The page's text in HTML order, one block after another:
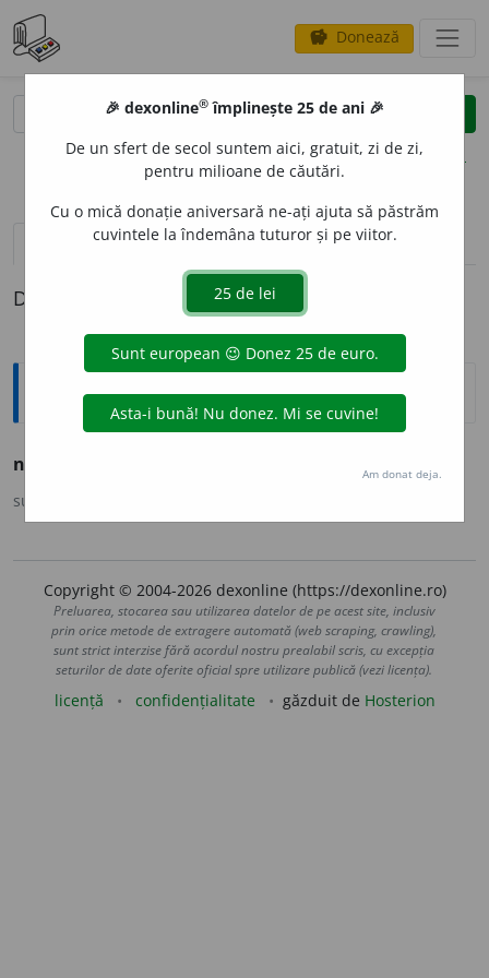
savings Donează
clear
opțiuni
definiții (1) pronunțievolume_up (19)
Definiția cu ID-ul 693205:
Explicative DEX
nefirésc, -eáscă
sursa:
Copyright © 2004-2026 dexonline (https://dexonline.ro)
Preluarea, stocarea sau utilizarea datelor de pe acest site, inclusiv
prin orice metode de extragere automată (web scraping, crawling),
sunt strict interzise fără acordul nostru prealabil scris, cu excepția
seturilor de date oferite oficial spre utilizare publică (vezi licența).
licență confidențialitate găzduit de Hosterion
🎉 dexonline® împlinește 25 de ani 🎉
De un sfert de secol suntem aici, gratuit, zi de zi,
pentru milioane de căutări.
Cu o mică donație aniversară ne-ați ajuta să păstrăm
cuvintele la îndemâna tuturor și pe viitor.
Am donat deja.